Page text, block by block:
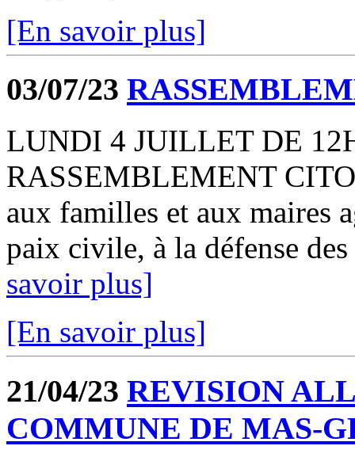
[En savoir plus]
03/07/23
LUNDI 4 JUILLET DE
RASSEMBLEMENT
aux familles et aux maires
paix civile, à la défense
savoir plus]
[En savoir plus]
21/04/23 REVISION
COMMUNE DE MAS-